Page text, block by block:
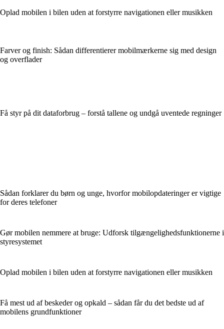
Oplad mobilen i bilen uden at forstyrre navigationen eller musikken
Farver og finish: Sådan differentierer mobilmærkerne sig med design
og overflader
Få styr på dit dataforbrug – forstå tallene og undgå uventede regninger
Sådan forklarer du børn og unge, hvorfor mobilopdateringer er vigtige
for deres telefoner
Gør mobilen nemmere at bruge: Udforsk tilgængelighedsfunktionerne i
styresystemet
Oplad mobilen i bilen uden at forstyrre navigationen eller musikken
Få mest ud af beskeder og opkald – sådan får du det bedste ud af
mobilens grundfunktioner